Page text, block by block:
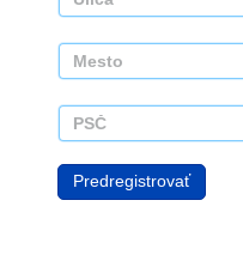
Predregistrovať